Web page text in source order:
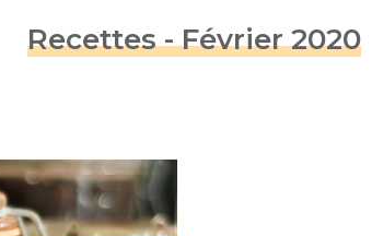
Recettes - Février 2020